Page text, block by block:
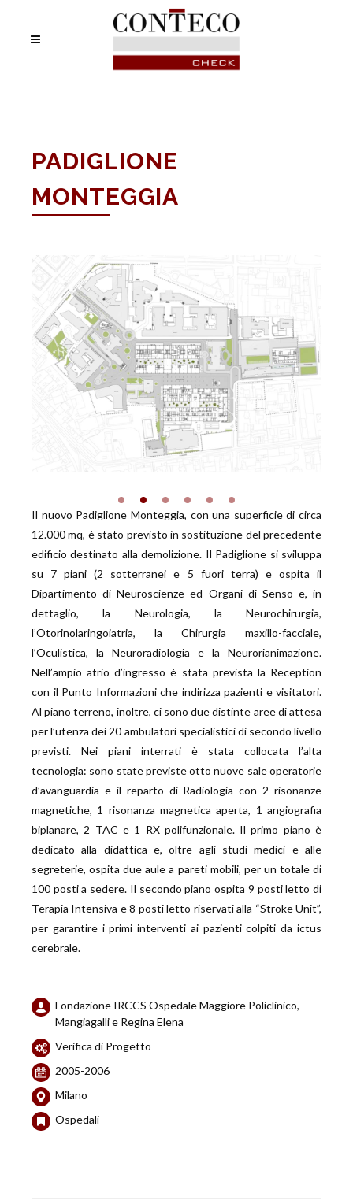
PADIGLIONE
MONTEGGIA
Il nuovo Padiglione Monteggia, con una superficie di circa
12.000 mq, è stato previsto in sostituzione del precedente
edificio destinato alla demolizione. Il Padiglione si sviluppa
su 7 piani (2 sotterranei e 5 fuori terra) e ospita il
Dipartimento di Neuroscienze ed Organi di Senso e, in
dettaglio, la Neurologia, la Neurochirurgia,
l’Otorinolaringoiatria, la Chirurgia maxillo-facciale,
l’Oculistica, la Neuroradiologia e la Neurorianimazione.
Nell’ampio atrio d’ingresso è stata prevista la Reception
con il Punto Informazioni che indirizza pazienti e visitatori.
Al piano terreno, inoltre, ci sono due distinte aree di attesa
per l’utenza dei 20 ambulatori specialistici di secondo livello
previsti. Nei piani interrati è stata collocata l’alta
tecnologia: sono state previste otto nuove sale operatorie
d’avanguardia e il reparto di Radiologia con 2 risonanze
magnetiche, 1 risonanza magnetica aperta, 1 angiografia
biplanare, 2 TAC e 1 RX polifunzionale. Il primo piano è
dedicato alla didattica e, oltre agli studi medici e alle
segreterie, ospita due aule a pareti mobili, per un totale di
100 posti a sedere. Il secondo piano ospita 9 posti letto di
Terapia Intensiva e 8 posti letto riservati alla “Stroke Unit”,
per garantire i primi interventi ai pazienti colpiti da ictus
cerebrale.
Fondazione IRCCS Ospedale Maggiore Policlinico,
Mangiagalli e Regina Elena
Verifica di Progetto
2005-2006
Milano
Ospedali